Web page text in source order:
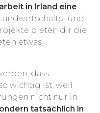
in Irland eine
und
bieten dir die
etwas
dass
wichtig ist, weil
nicht nur in
tatsächlich in